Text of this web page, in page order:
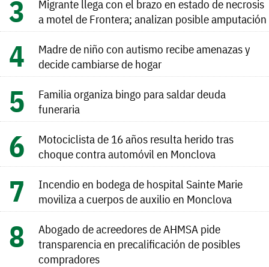
Migrante llega con el brazo en estado de necrosis
a motel de Frontera; analizan posible amputación
Madre de niño con autismo recibe amenazas y
decide cambiarse de hogar
Familia organiza bingo para saldar deuda
funeraria
Motociclista de 16 años resulta herido tras
choque contra automóvil en Monclova
Incendio en bodega de hospital Sainte Marie
moviliza a cuerpos de auxilio en Monclova
Abogado de acreedores de AHMSA pide
transparencia en precalificación de posibles
compradores